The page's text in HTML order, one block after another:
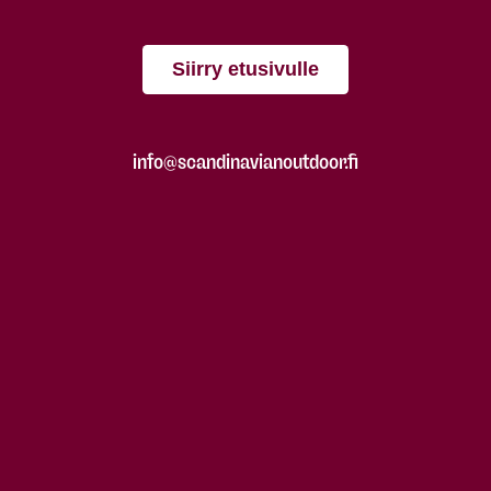
Siirry etusivulle
info@scandinavianoutdoor.fi